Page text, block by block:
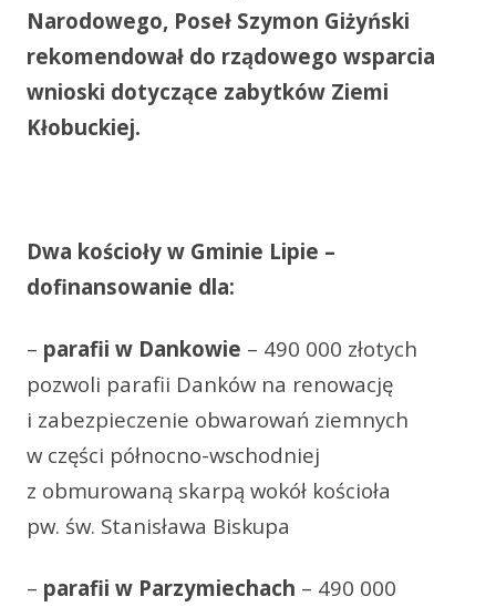
Narodowego, Poseł Szymon Giżyński
rekomendował do rządowego wsparcia
wnioski dotyczące zabytków Ziemi
Kłobuckiej.
Dwa kościoły w Gminie Lipie –
dofinansowanie dla:
– parafii w Dankowie – 490 000 złotych
pozwoli parafii Danków na renowację
i zabezpieczenie obwarowań ziemnych
w części północno-wschodniej
z obmurowaną skarpą wokół kościoła
pw. św. Stanisława Biskupa
– parafii w Parzymiechach – 490 000